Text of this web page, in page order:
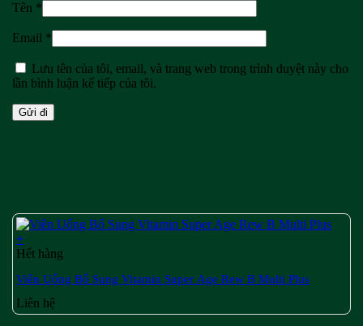
Tên *
Email *
Lưu tên của tôi, email, và trang web trong trình duyệt này cho
lần bình luận kế tiếp của tôi.
+
Hết hàng
Viên Uống Bổ Sung Vitamin Super Age Rew B Multi Plus
Liên hệ